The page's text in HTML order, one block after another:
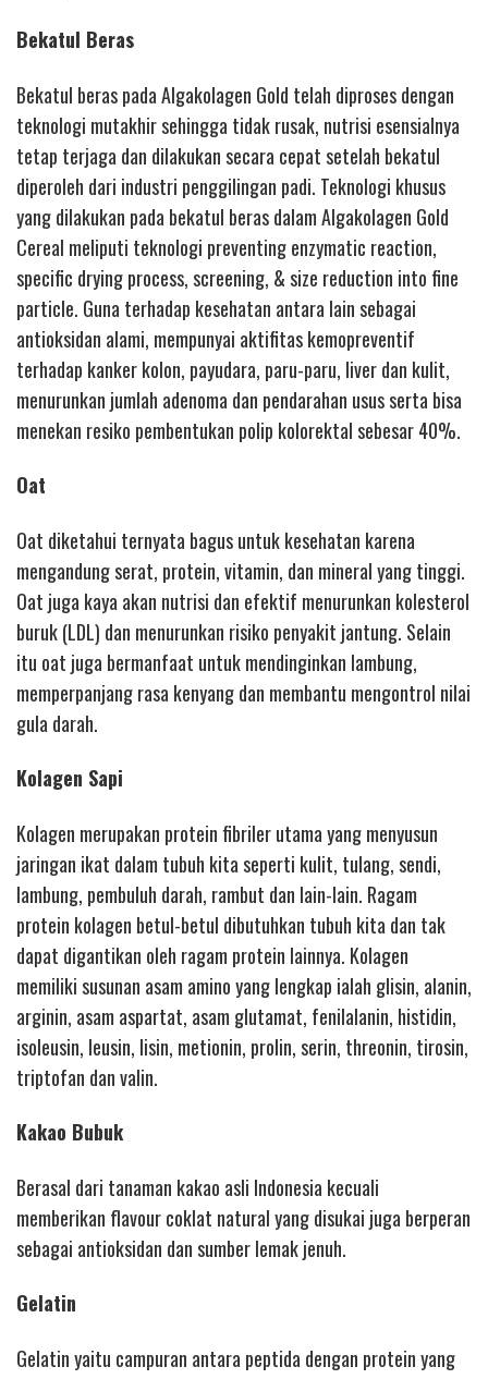
Bekatul Beras
Bekatul beras pada Algakolagen Gold telah diproses dengan
teknologi mutakhir sehingga tidak rusak, nutrisi esensialnya
tetap terjaga dan dilakukan secara cepat setelah bekatul
diperoleh dari industri penggilingan padi. Teknologi khusus
yang dilakukan pada bekatul beras dalam Algakolagen Gold
Cereal meliputi teknologi preventing enzymatic reaction,
specific drying process, screening, & size reduction into fine
particle. Guna terhadap kesehatan antara lain sebagai
antioksidan alami, mempunyai aktifitas kemopreventif
terhadap kanker kolon, payudara, paru-paru, liver dan kulit,
menurunkan jumlah adenoma dan pendarahan usus serta bisa
menekan resiko pembentukan polip kolorektal sebesar 40%.
Oat
Oat diketahui ternyata bagus untuk kesehatan karena
mengandung serat, protein, vitamin, dan mineral yang tinggi.
Oat juga kaya akan nutrisi dan efektif menurunkan kolesterol
buruk (LDL) dan menurunkan risiko penyakit jantung. Selain
itu oat juga bermanfaat untuk mendinginkan lambung,
memperpanjang rasa kenyang dan membantu mengontrol nilai
gula darah.
Kolagen Sapi
Kolagen merupakan protein fibriler utama yang menyusun
jaringan ikat dalam tubuh kita seperti kulit, tulang, sendi,
lambung, pembuluh darah, rambut dan lain-lain. Ragam
protein kolagen betul-betul dibutuhkan tubuh kita dan tak
dapat digantikan oleh ragam protein lainnya. Kolagen
memiliki susunan asam amino yang lengkap ialah glisin, alanin,
arginin, asam aspartat, asam glutamat, fenilalanin, histidin,
isoleusin, leusin, lisin, metionin, prolin, serin, threonin, tirosin,
triptofan dan valin.
Kakao Bubuk
Berasal dari tanaman kakao asli Indonesia kecuali
memberikan flavour coklat natural yang disukai juga berperan
sebagai antioksidan dan sumber lemak jenuh.
Gelatin
Gelatin yaitu campuran antara peptida dengan protein yang